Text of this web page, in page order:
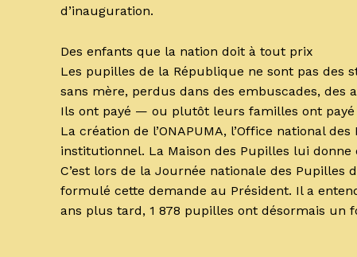
d’inauguration.
Des enfants que la nation doit à tout prix
Les pupilles de la République ne sont pas des
sans mère, perdus dans des embuscades,
Ils ont payé — ou plutôt leurs familles ont
La création de l’ONAPUMA, l’Office national
institutionnel. La Maison des Pupilles lui donne
C’est lors de la Journée nationale des Pupilles
formulé cette demande au Président. Il a
ans plus tard, 1 878 pupilles ont désormais un